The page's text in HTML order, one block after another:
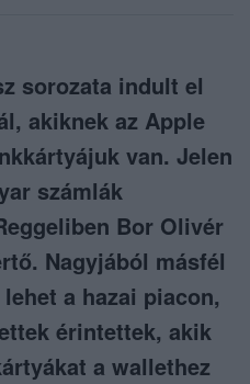
sorozata indult el
akiknek az Apple
van. Jelen
számlák
Bor Olivér
Nagyjából másfél
a hazai piacon,
érintettek, akik
a wallethez